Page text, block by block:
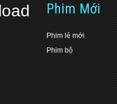
Phim Mới
Phim lẻ mới
Phim bộ